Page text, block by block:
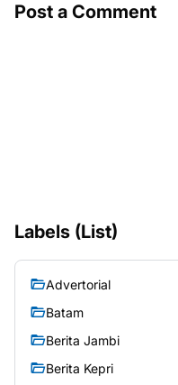
Post a Comment
Labels (List)
Advertorial
Batam
Berita Jambi
Berita Kepri